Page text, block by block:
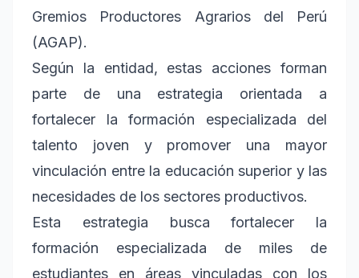
Gremios Productores Agrarios del Perú
(AGAP).
Según la entidad, estas acciones forman
parte de una estrategia orientada a
fortalecer la formación especializada del
talento joven y promover una mayor
vinculación entre la educación superior y las
necesidades de los sectores productivos.
Esta estrategia busca fortalecer la
formación especializada de miles de
estudiantes en áreas vinculadas con los